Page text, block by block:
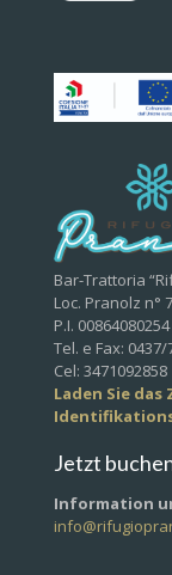
Bar-Trattoria
Loc. Pranolz n°
P.I.
Tel. e Fax: 0437/
Cel: 3471092858
Laden Sie
Jetzt
Information